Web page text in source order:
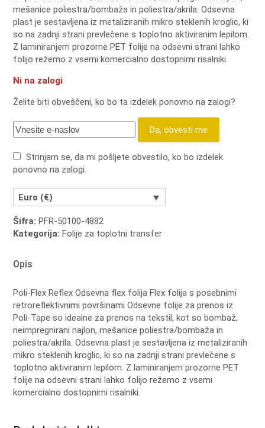
mešanice poliestra/bombaža in poliestra/akrila. Odsevna
plast je sestavljena iz metaliziranih mikro steklenih kroglic, ki
so na zadnji strani prevlečene s toplotno aktiviranim lepilom.
Z laminiranjem prozorne PET folije na odsevni strani lahko
folijo režemo z vsemi komercialno dostopnimi risalniki.
Ni na zalogi
Želite biti obveščeni, ko bo ta izdelek ponovno na zalogi?
Da, obvesti me
Strinjam se, da mi pošljete obvestilo, ko bo izdelek
ponovno na zalogi.
Euro (€)
Šifra:PFR-50100-4882
Kategorija:Folije za toplotni transfer
Opis
Poli-Flex Reflex Odsevna flex folijaFlex folija s posebnimi
retroreflektivnimi površinamiOdsevne folije za prenos iz
Poli-Tape so idealne za prenos na tekstil, kot so bombaž,
neimpregnirani najlon, mešanice poliestra/bombaža in
poliestra/akrila. Odsevna plast je sestavljena iz metaliziranih
mikro steklenih kroglic, ki so na zadnji strani prevlečene s
toplotno aktiviranim lepilom. Z laminiranjem prozorne PET
folije na odsevni strani lahko folijo režemo z vsemi
komercialno dostopnimi risalniki.